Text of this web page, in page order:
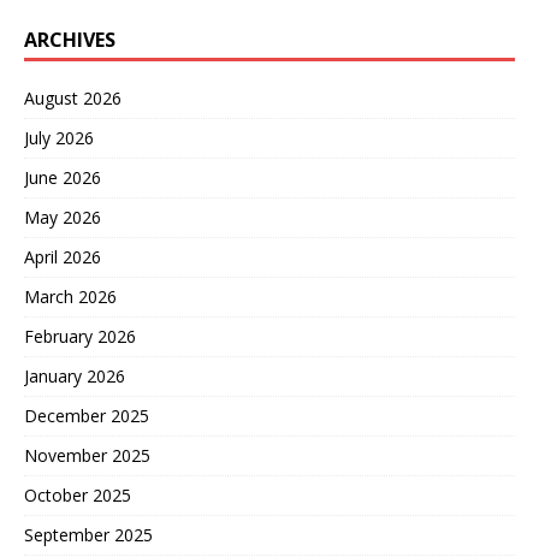
ARCHIVES
August 2026
July 2026
June 2026
May 2026
April 2026
March 2026
February 2026
January 2026
December 2025
November 2025
October 2025
September 2025